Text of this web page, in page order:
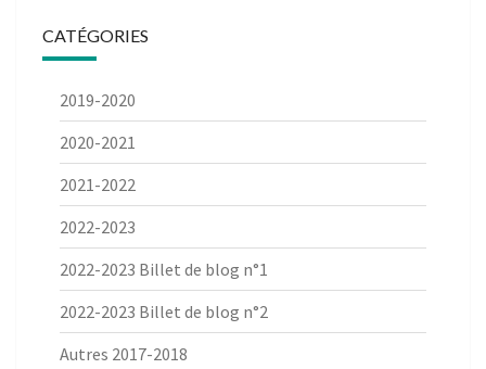
CATÉGORIES
2019-2020
2020-2021
2021-2022
2022-2023
2022-2023 Billet de blog n°1
2022-2023 Billet de blog n°2
Autres 2017-2018